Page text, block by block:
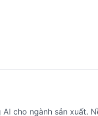
cho ngành sản xuất.